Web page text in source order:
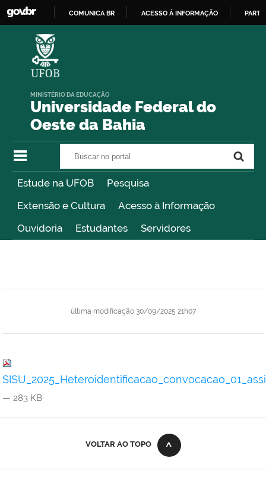
COMUNICA BR ACESSO À INFORMAÇÃO
Universidade Federal do
Oeste da Bahia
MINISTÉRIO DA EDUCAÇÃO
Estude na UFOB
Pesquisa
Extensão e Cultura
Acesso à Informação
Ouvidoria
Estudantes Servidores
última modificação30/09/2025 21h07
— 283 KB
VOLTAR AO TOPO